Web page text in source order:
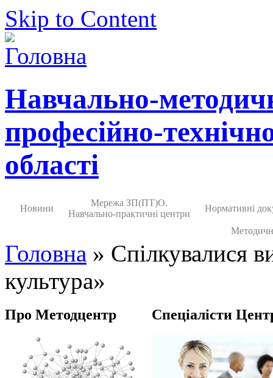
Skip to Content
Навчально-
професійно-
області
Новини
Мережа ЗП(ПТ)О.
Навчально-практичні центри
Нормативні
Головна » Спілкувалися
культура»
Про Методцентр Спеціалісти